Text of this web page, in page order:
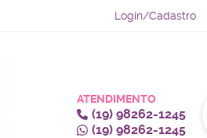
Login/Cadastro
ATENDIMENTO
(19)98262-1245
(19)98262-1245